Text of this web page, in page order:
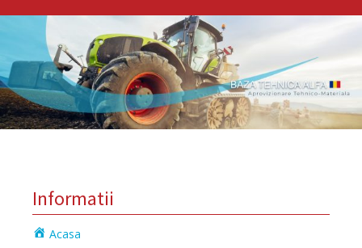
Informatii
Acasa